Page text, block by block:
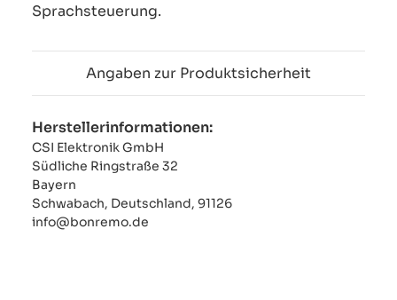
Sprachsteuerung.
Angaben zur Produktsicherheit
Herstellerinformationen:
CSI Elektronik GmbH
Südliche Ringstraße 32
Bayern
Schwabach, Deutschland, 91126
info@bonremo.de